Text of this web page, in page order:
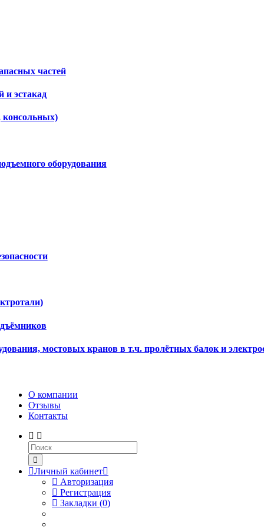
частей
и эстакад
консольных)
оборудования
мостовых кранов в т.ч. пролётных балок и
О компании
Отзывы
Контакты
Личный кабинет
Авторизация
Регистрация
Закладки (0)